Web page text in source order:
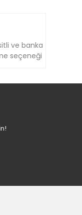
ve banka
seçeneği